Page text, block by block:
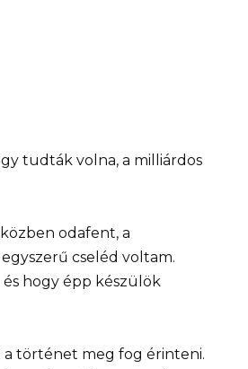
tudták volna, a milliárdos
odafent, a
cseléd voltam.
hogy épp készülök
a történet meg fog érinteni.